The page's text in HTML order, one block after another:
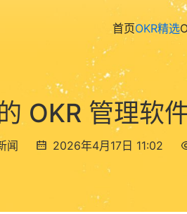
首页OKR精选
OKR 管理软
闻 2026年4月17日 11:02